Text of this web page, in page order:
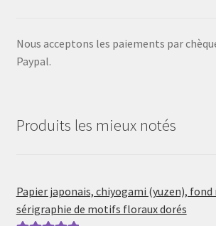
Nous acceptons les paiements par
Paypal.
Produits les mieux notés
Papier japonais, chiyogami (yuzen),
sérigraphie de motifs floraux dorés